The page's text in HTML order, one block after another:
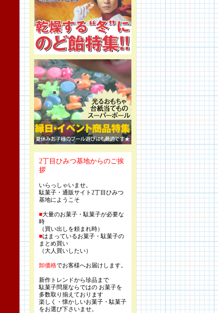
2丁目ひみつ基地からのご挨
拶
いらっしゃいませ。
駄菓子・通販サイト2丁目ひみつ
基地にようこそ
■大量のお菓子・駄菓子が必要な
時
（買い出しを頼まれ時）
■はまっているお菓子・駄菓子の
まとめ買い
（大人買いしたい）
卸価格でお客様へお届けします。
新作トレンドから珍品まで
駄菓子問屋ならではの お菓子を
多数取り揃えております
楽しく・懐かしいお菓子・駄菓子
をお選び下さいませ。